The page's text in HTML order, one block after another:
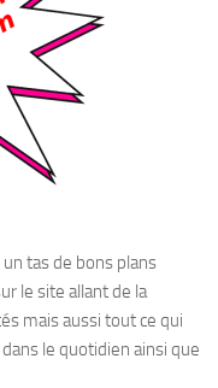
tas de bons plans
le site allant de la
mais aussi tout ce qui
le quotidien ainsi que